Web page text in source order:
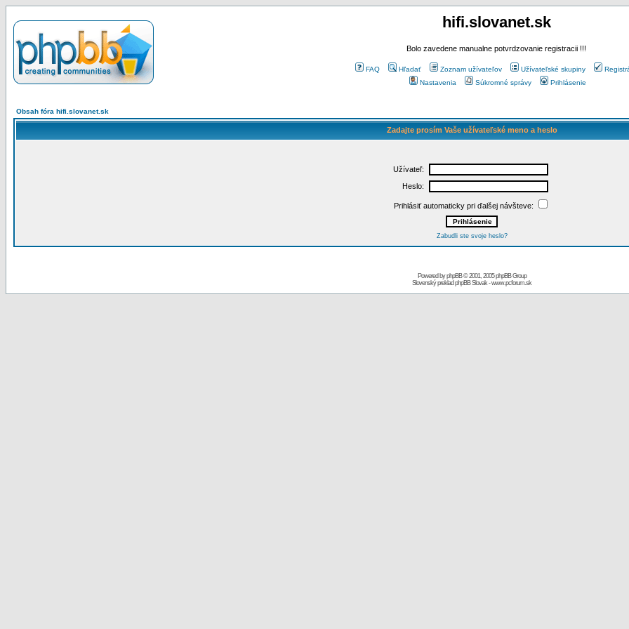
hifi.slovanet.sk
Bolo zavedene manualne potvrdzovanie registracii !!!
FAQ Hľadať Zoznam užívateľov Užívateľské skupiny
Nastavenia
Súkromné správy Prihlásenie
Obsah fóra hifi.slovanet.sk
Zadajte prosím Vaše užívateľské meno a heslo
Užívateľ:
Heslo:
Prihlásiť automaticky pri ďalšej návšteve:
Zabudli ste svoje heslo?
Powered byphpBB© 2001, 2005 phpBB Group
Slovenský preklad phpBB Slovak-www.pcforum.sk